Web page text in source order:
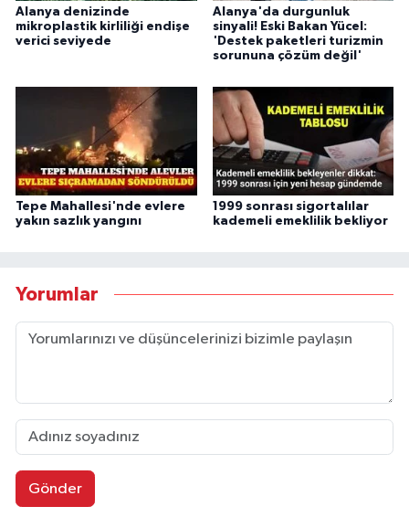
Alanya denizinde
mikroplastik kirliliği endişe
verici seviyede
Alanya'da durgunluk
sinyali! Eski Bakan Yücel:
'Destek paketleri turizmin
sorununa çözüm değil'
Tepe Mahallesi'nde evlere
yakın sazlık yangını
1999 sonrası sigortalılar
kademeli emeklilik bekliyor
Yorumlar
Gönder